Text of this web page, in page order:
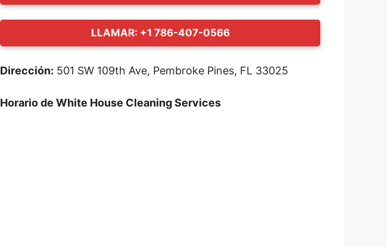
LLAMAR: +1 786-407-0566
Dirección: 501 SW 109th Ave, Pembroke Pines, FL 33025
Horario de White House Cleaning Services